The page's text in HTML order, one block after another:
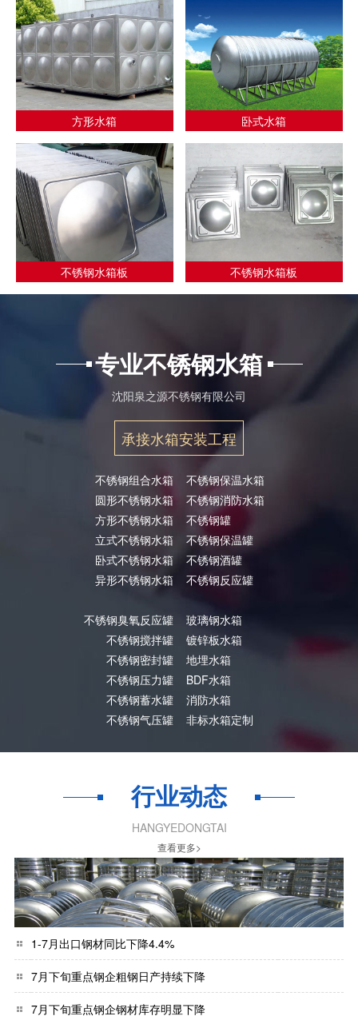
方形水箱 卧式水箱
不锈钢水箱板 不锈钢水箱板
专业不锈钢水箱
沈阳泉之源不锈钢有限公司
承接水箱安装工程
不锈钢组合水箱
圆形不锈钢水箱
方形不锈钢水箱
立式不锈钢水箱
卧式不锈钢水箱
异形不锈钢水箱
不锈钢臭氧反应罐
不锈钢搅拌罐
不锈钢密封罐
不锈钢压力罐
不锈钢蓄水罐
不锈钢气压罐
不锈钢保温水箱
不锈钢消防水箱
不锈钢罐
不锈钢保温罐
不锈钢酒罐
不锈钢反应罐
玻璃钢水箱
镀锌板水箱
地埋水箱
BDF水箱
消防水箱
非标水箱定制
行业动态
HANGYEDONGTAI
查看更多>
1-7月出口钢材同比下降4.4%
7月下旬重点钢企粗钢日产持续下降
7月下旬重点钢企钢材库存明显下降